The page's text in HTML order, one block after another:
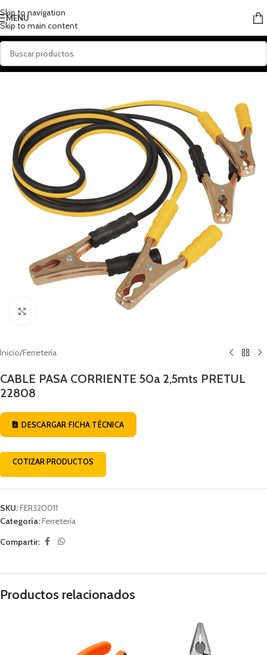
Skip to navigation
Skip to main content
MENU
Inicio/Ferretería
CABLE PASA CORRIENTE 50a 2,5mts PRETUL
22808
DESCARGAR FICHA TÉCNICA
COTIZAR PRODUCTOS
SKU:FER320011
Categoría:Ferretería
Compartir:
Productos relacionados